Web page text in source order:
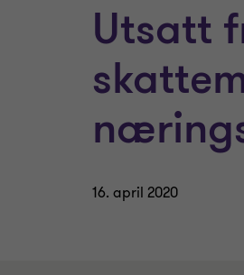
Utsatt
16. april 2020